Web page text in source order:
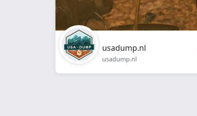
usadump.nl
usadump.nl